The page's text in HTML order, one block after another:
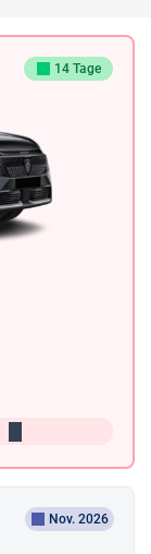
14 Tage
Nov. 2026